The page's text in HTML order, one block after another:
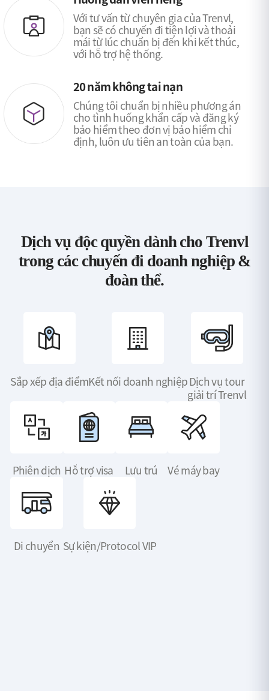
Với tư vấn từ chuyên gia của Trenvl,
bạn sẽ có chuyến đi tiện lợi và thoải
mái từ lúc chuẩn bị đến khi kết thúc,
với hỗ trợ hệ thống.
20 năm không tai nạn
Chúng tôi chuẩn bị nhiều phương án
cho tình huống khẩn cấp và đăng ký
bảo hiểm theo đơn vị bảo hiểm chỉ
định, luôn ưu tiên an toàn của bạn.
Dịch vụ độc quyền dành cho Trenvl
trong các chuyến đi doanh nghiệp &
đoàn thể.
Sắp xếp địa điểmKết nối doanh nghiệpDịch vụ tour
giải trí Trenvl
Phiên dịch Hỗ trợ visa Lưu trú Vé máy bay
Di chuyển Sự kiện/Protocol VIP